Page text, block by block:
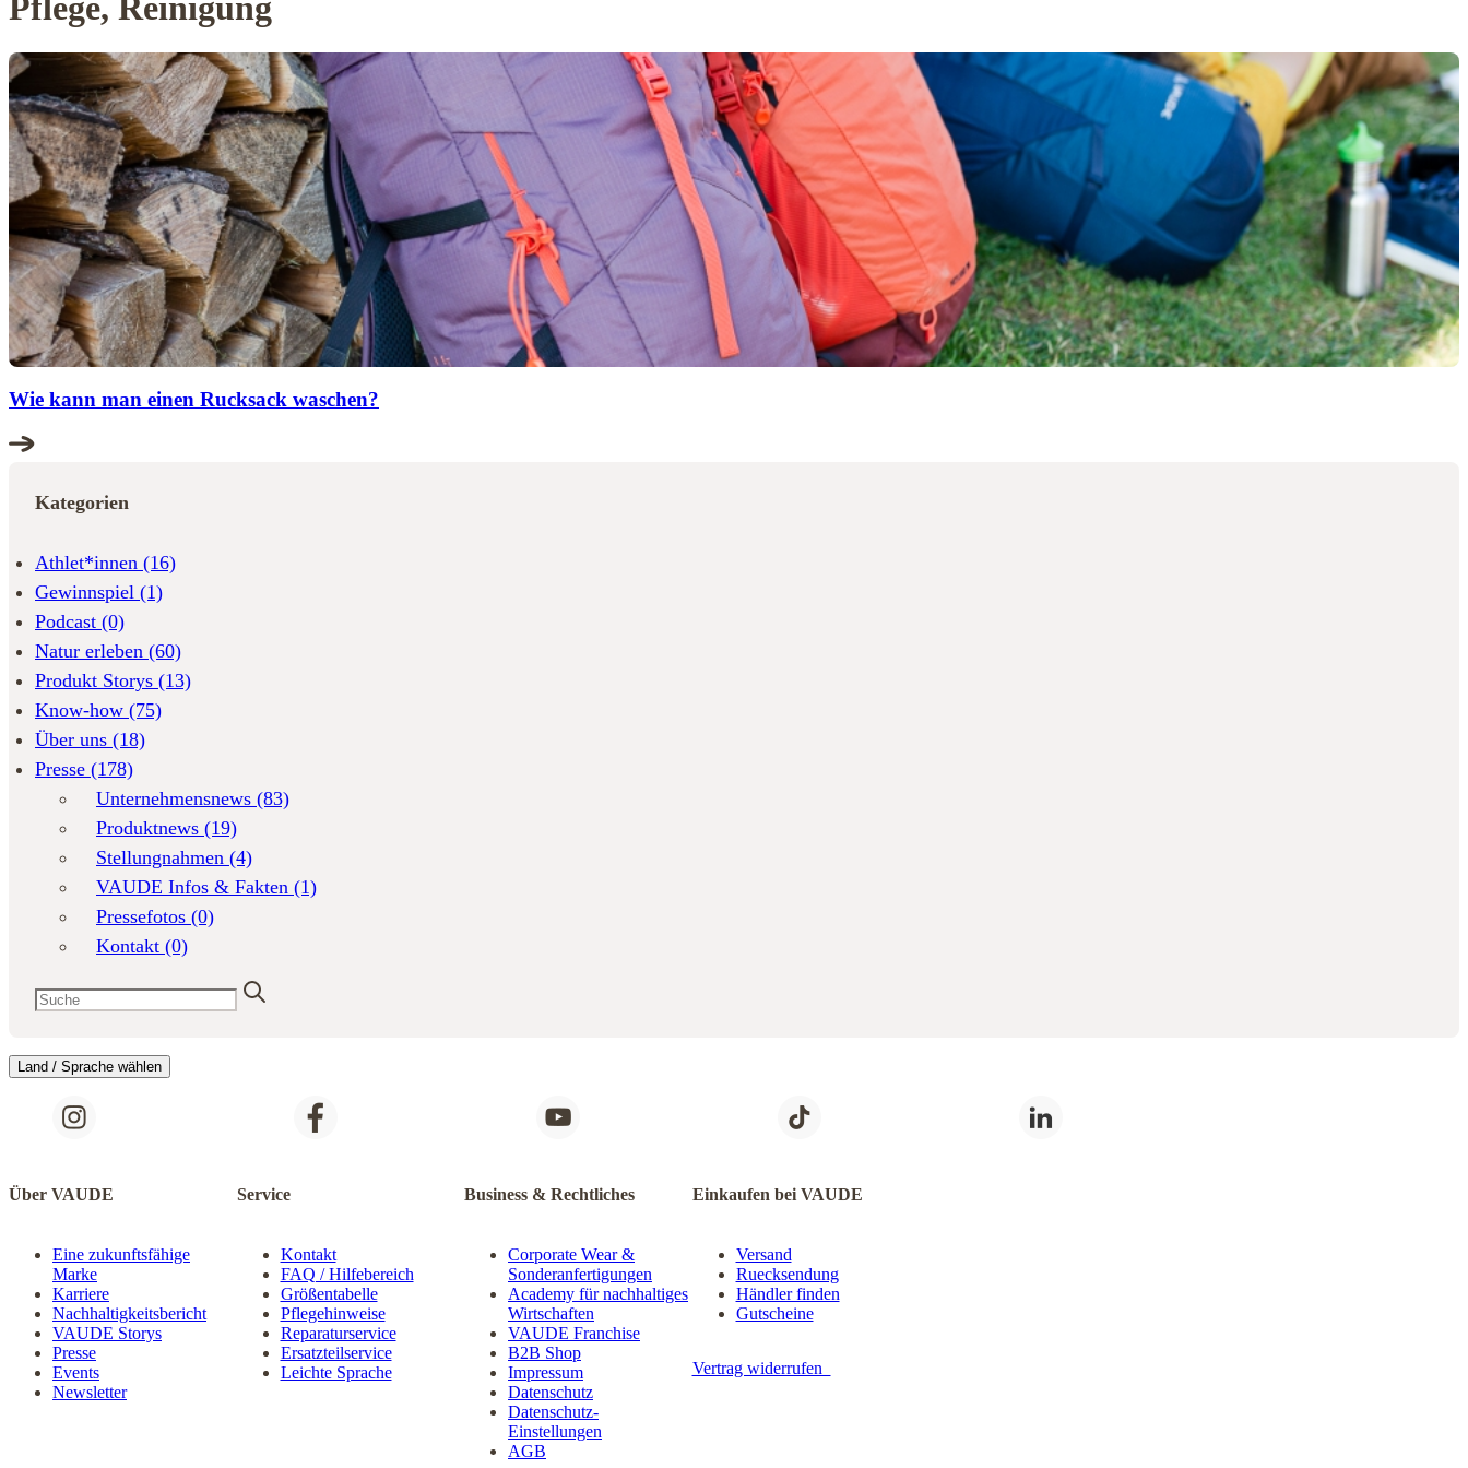
Pflege, Reinigung
Wie kann man einen Rucksack waschen?
Kategorien
Athlet*innen (16)
Gewinnspiel (1)
Podcast (0)
Natur erleben (60)
Produkt Storys (13)
Know-how (75)
Über uns (18)
Presse (178)
Unternehmensnews (83)
Produktnews (19)
Stellungnahmen (4)
VAUDE Infos & Fakten (1)
Pressefotos (0)
Kontakt (0)
Land / Sprache wählen
Über VAUDE
Eine zukunftsfähige
Marke
Karriere
Nachhaltigkeitsbericht
VAUDE Storys
Presse
Events
Newsletter
Service
Kontakt
FAQ / Hilfebereich
Größentabelle
Pflegehinweise
Reparaturservice
Ersatzteilservice
Leichte Sprache
Business & Rechtliches
Corporate Wear &
Sonderanfertigungen
Academy für nachhaltiges
Wirtschaften
VAUDE Franchise
B2B Shop
Impressum
Datenschutz
Datenschutz-
Einstellungen
AGB
Einkaufen bei VAUDE
Versand
Ruecksendung
Händler finden
Gutscheine
Vertrag widerrufen